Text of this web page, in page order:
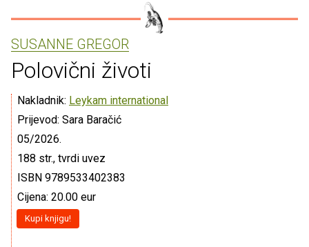
SUSANNE GREGOR
Polovični životi
Nakladnik: Leykam international
Prijevod: Sara Baračić
05/2026.
188 str., tvrdi uvez
ISBN 9789533402383
Cijena: 20.00 eur
Kupi knjigu!